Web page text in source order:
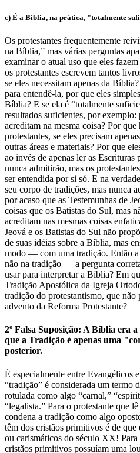
c) É a Bíblia, na prática, "totalmente
Os protestantes frequentemente
na Bíblia,” mas várias perguntas
examinar o atual uso que eles
os protestantes escrevem tantos
se eles necessitam apenas da
para entendê-la, por que eles
Bíblia? E se ela é “totalmente
resultados suficientes, por exemplo:
acreditam na mesma coisa? Por
protestantes, se eles precisam
outras áreas e materiais? Por que
ao invés de apenas ler as Escrituras
nunca admitirão, mas os
ser entendida por si só. E na
seu corpo de tradições, mas nunca
por acaso que as Testemunhas de
coisas que os Batistas do Sul, mas
acreditam nas mesmas coisas
Jeová e os Batistas do Sul não
de suas idéias sobre a Bíblia, mas
modo — com uma tradição. Então a
não na tradição — a pergunta
usar para interpretar a Bíblia? Em
Tradição Apostólica da Igreja
tradição do protestantismo, que
advento da Reforma Protestante?
2º Falsa Suposição: A Bíblia era
que a Tradição é apenas uma
posterior.
É especialmente entre Evangélicos
“tradição” é considerada um termo
rotulada como algo “carnal,”
“legalista.” Para o protestante que
condena a tradição como algo
têm dos cristãos primitivos é de
ou carismáticos do século XX!
cristãos primitivos possuíam uma